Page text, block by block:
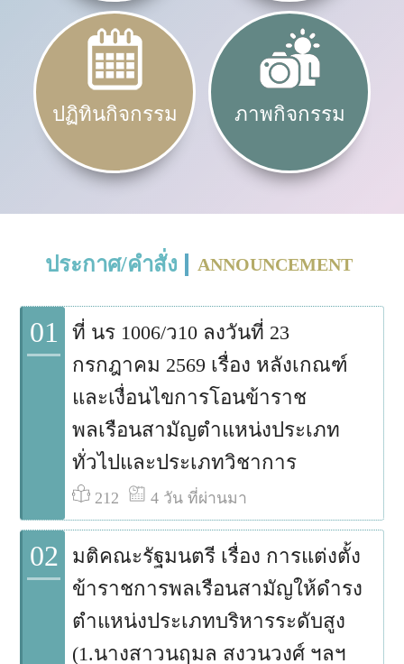
ปฏิทินกิจกรรม ภาพกิจกรรม
ประกาศ/คำสั่ง ANNOUNCEMENT
01
ที่ นร 1006/ว10 ลงวันที่ 23
กรกฎาคม 2569 เรื่อง หลังเกณฑ์
และเงื่อนไขการโอนข้าราช
พลเรือนสามัญตำแหน่งประเภท
ทั่วไปและประเภทวิชาการ
212 4 วัน ที่ผ่านมา
02
มติคณะรัฐมนตรี เรื่อง การแต่งตั้ง
ข้าราชการพลเรือนสามัญให้ดำรง
ตำแหน่งประเภทบริหารระดับสูง
(1.นางสาวนฤมล สงวนวงศ์ ฯลฯ